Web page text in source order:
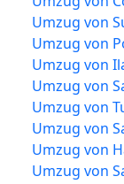
Umzug von
Umzug von
Umzug von
Umzug von
Umzug von
Umzug von
Umzug von
Umzug von